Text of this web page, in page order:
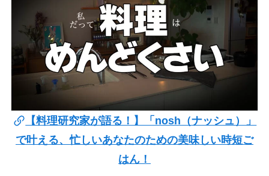
【料理研究家が語る！】「nosh（ナッシュ）」
で叶える、忙しいあなたのための美味しい時短ご
はん！